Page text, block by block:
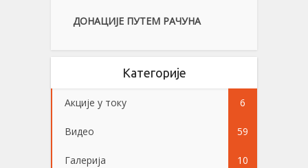
ДОНАЦИЈЕ ПУТЕМ РАЧУНА
Категорије
Акције у току 6
Видео 59
Галерија 10